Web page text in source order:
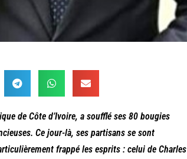
de Côte d’Ivoire, a soufflé ses 80 bougies
Ce jour-là, ses partisans se sont
frappé les esprits : celui de Charles